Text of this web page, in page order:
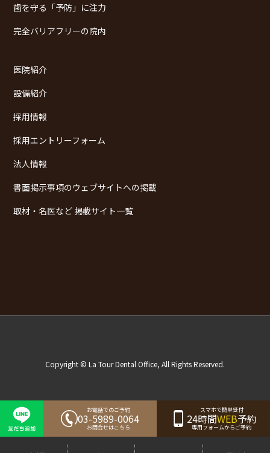
歯を守る「予防」に注力
完全バリアフリーの院内
医院紹介
設備紹介
採用情報
採用エントリーフォーム
法人情報
書面掲示事項のウェブサイトへの掲載
取材・名医など 掲載サイト一覧
Copyright © La Tour Dental Office, All Rights Reserved.
お電話でのご予約
03-5989-0064
お問合せはこちら
スマホで簡単受付
24時間WEB予約
専用フォームからご予約